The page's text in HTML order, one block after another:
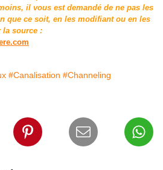
il vous est demandé de ne pas les
que ce soit, en les modifiant ou en les
la source :
#Canalisation #Channeling